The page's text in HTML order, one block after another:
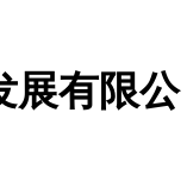
展有限公